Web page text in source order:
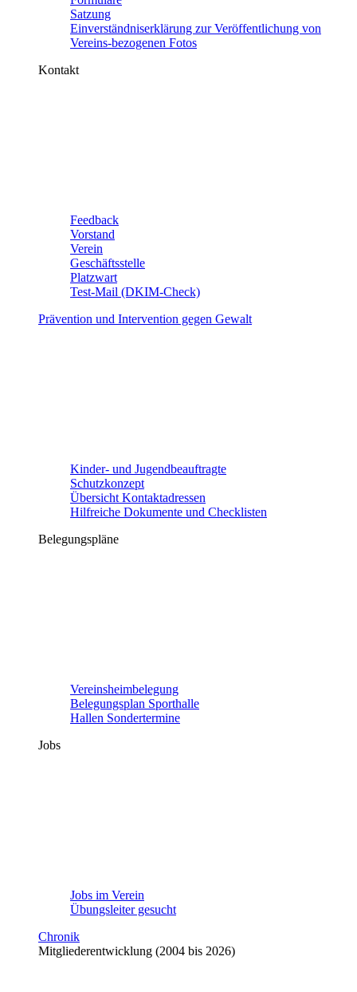
Satzung
Einverständniserklärung zur Veröffentlichung von
Vereins-bezogenen Fotos
Kontakt
Feedback
Vorstand
Verein
Geschäftsstelle
Platzwart
Test-Mail (DKIM-Check)
Prävention und Intervention gegen Gewalt
Kinder- und Jugendbeauftragte
Schutzkonzept
Übersicht Kontaktadressen
Hilfreiche Dokumente und Checklisten
Belegungspläne
Vereinsheimbelegung
Belegungsplan Sporthalle
Hallen Sondertermine
Jobs
Jobs im Verein
Übungsleiter gesucht
Chronik
Mitgliederentwicklung (2004 bis 2026)